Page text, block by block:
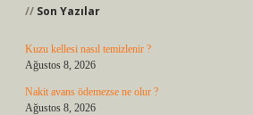
Son Yazılar
Kuzu kellesi nasıl temizlenir ?
Ağustos 8, 2026
Nakit avans ödemezse ne olur ?
Ağustos 8, 2026